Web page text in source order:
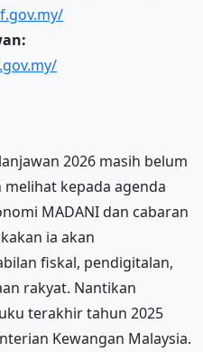
2026 masih belum
kepada agenda
MADANI dan cabaran
ia akan
fiskal, pendigitalan,
rakyat. Nantikan
terakhir tahun 2025
Kewangan Malaysia.